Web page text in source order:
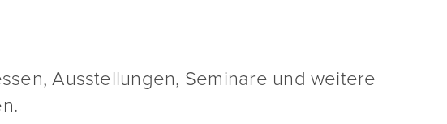
Ausstellungen, Seminare und weitere